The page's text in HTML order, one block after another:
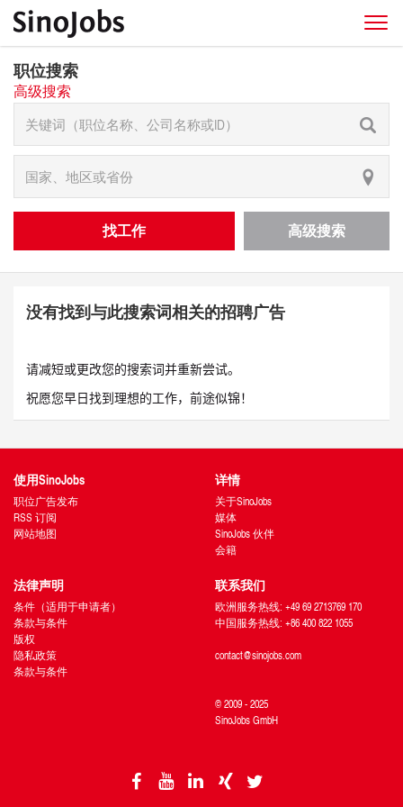
职位搜索
高级搜索
找工作 高级搜索
没有找到与此搜索词相关的招聘广告
请减短或更改您的搜索词并重新尝试。
祝愿您早日找到理想的工作，前途似锦！
使用SinoJobs
职位广告发布
RSS 订阅
网站地图
详情
关于SinoJobs
媒体
SinoJobs 伙伴
会籍
法律声明
条件（适用于申请者）
条款与条件
版权
隐私政策
条款与条件
联系我们
欧洲服务热线: +49 69 2713769 170
中国服务热线: +86 400 822 1055
contact@sinojobs.com
© 2009 - 2025
SinoJobs GmbH